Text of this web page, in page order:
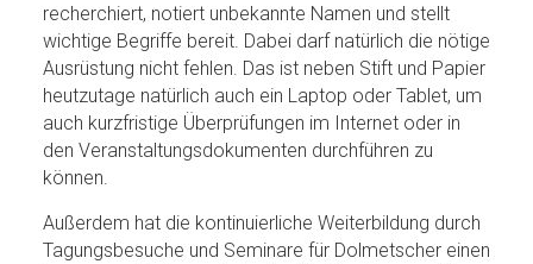
recherchiert, notiert unbekannte Namen und stellt
wichtige Begriffe bereit. Dabei darf natürlich die nötige
Ausrüstung nicht fehlen. Das ist neben Stift und Papier
heutzutage natürlich auch ein Laptop oder Tablet, um
auch kurzfristige Überprüfungen im Internet oder in
den Veranstaltungsdokumenten durchführen zu
können.
Außerdem hat die kontinuierliche Weiterbildung durch
Tagungsbesuche und Seminare für Dolmetscher einen